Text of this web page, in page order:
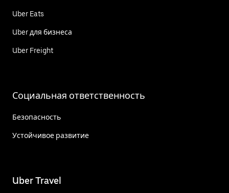
Uber Eats
Uber для бизнеса
Uber Freight
Социальная ответственность
Безопасность
Устойчивое развитие
Uber Travel